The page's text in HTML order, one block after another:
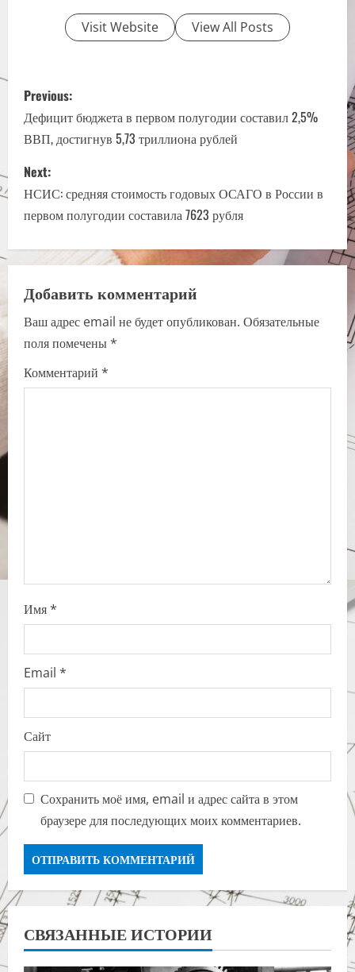
Visit Website View All Posts
P
o
s
t
n
a
v
i
g
a
Previous:
Дефицит бюджета в первом полугодии составил 2,5%
ВВП, достигнув 5,73 триллиона рублей
Next:
НСИС: средняя стоимость годовых ОСАГО в России в
первом полугодии составила 7623 рубля
Добавить комментарий
Ваш адрес email не будет опубликован. Обязательные
поля помечены*
Комментарий *
Имя*
Email *
Сайт
Сохранить моё имя, email и адрес сайта в этом
браузере для последующих моих комментариев.
СВЯЗАННЫЕ ИСТОРИИ